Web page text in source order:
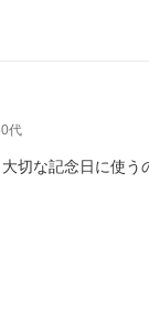
代
切な記念日に使う